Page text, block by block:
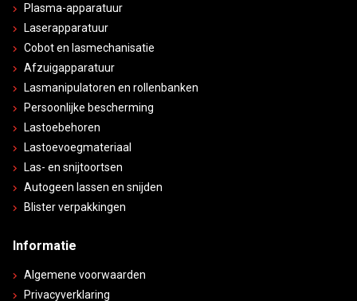
Plasma-apparatuur
Laserapparatuur
Cobot en lasmechanisatie
Afzuigapparatuur
Lasmanipulatoren en rollenbanken
Persoonlijke bescherming
Lastoebehoren
Lastoevoegmateriaal
Las- en snijtoortsen
Autogeen lassen en snijden
Blister verpakkingen
Informatie
Algemene voorwaarden
Privacyverklaring